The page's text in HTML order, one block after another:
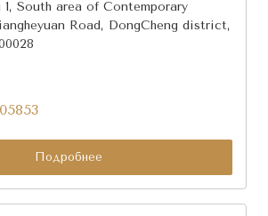
1, South area of Contemporary
Road, DongCheng district,
Подробнее